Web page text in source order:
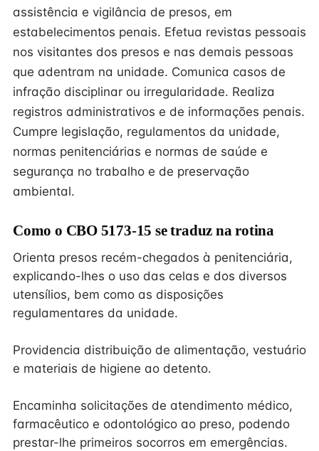
assistência e vigilância de presos, em
estabelecimentos penais. Efetua revistas pessoais
nos visitantes dos presos e nas demais pessoas
que adentram na unidade. Comunica casos de
infração disciplinar ou irregularidade. Realiza
registros administrativos e de informações penais.
Cumpre legislação, regulamentos da unidade,
normas penitenciárias e normas de saúde e
segurança no trabalho e de preservação
ambiental.
Como o CBO 5173-15 se traduz na rotina
Orienta presos recém-chegados à penitenciária,
explicando-lhes o uso das celas e dos diversos
utensílios, bem como as disposições
regulamentares da unidade.
Providencia distribuição de alimentação, vestuário
e materiais de higiene ao detento.
Encaminha solicitações de atendimento médico,
farmacêutico e odontológico ao preso, podendo
prestar-lhe primeiros socorros em emergências.